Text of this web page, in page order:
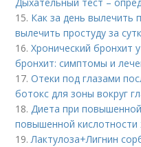
Дыхательный тест –
15. Как за день вылечить
вылечить простуду за
16.Хронический бронхит
бронхит: симптомы и
17.Отеки под глазами
ботокс для зоны вокруг
18.Диета при
повышенной кислотности
19.Лактулоза+Лигнин